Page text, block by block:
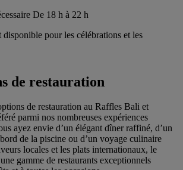
De 18 h à 22 h
disponible pour les célébrations et les
de restauration
de restauration au Raffles Bali et
parmi nos nombreuses expériences
ayez envie d’un élégant dîner raffiné, d’un
de la piscine ou d’un voyage culinaire
locales et les plats internationaux, le
gamme de restaurants exceptionnels